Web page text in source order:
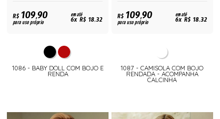
R$109,90
para uso próprio
em até
6x R$ 18,32
1086 - BABY DOLL COM BOJO E
RENDA
R$109,90
para uso próprio
em até
6x R$ 18,32
1087 - CAMISOLA COM BOJO
RENDADA - ACOMPANHA
CALCINHA